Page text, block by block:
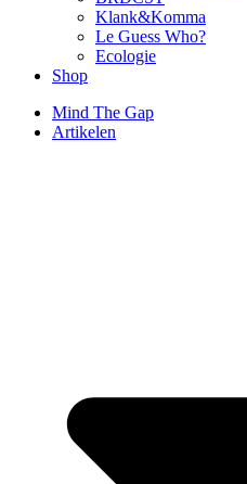
Klank&Komma
Le Guess Who?
Ecologie
Shop
Mind The Gap
Artikelen